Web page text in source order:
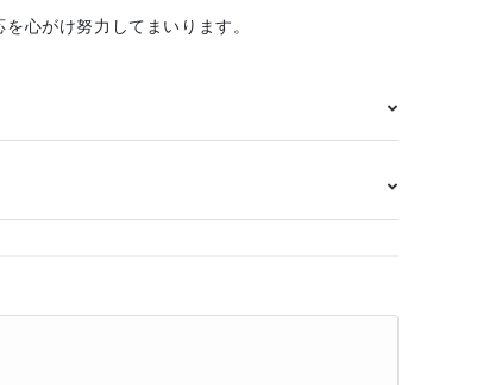
心がけ努力してまいります。